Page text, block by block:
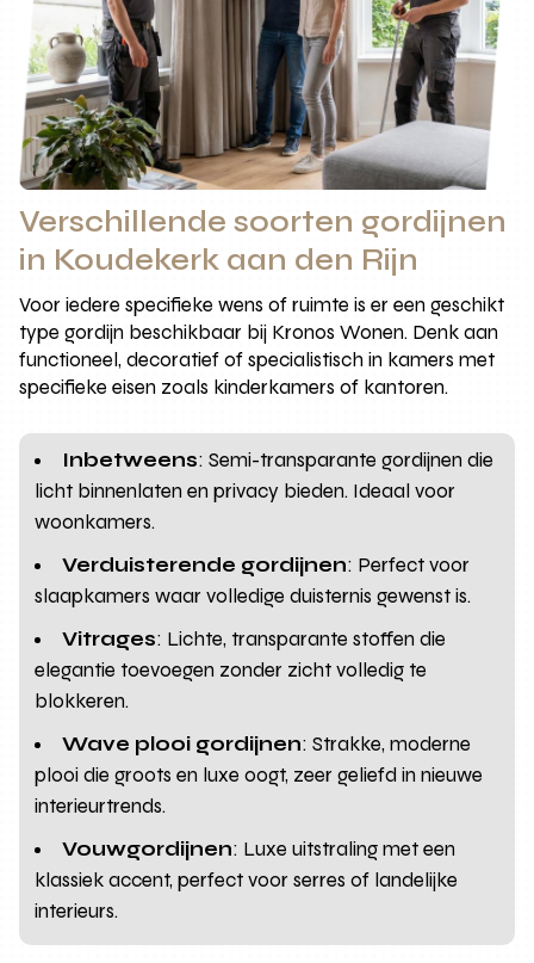
Verschillende soorten gordijnen
in Koudekerk aan den Rijn
Voor iedere specifieke wens of ruimte is er een geschikt
type gordijn beschikbaar bij Kronos Wonen. Denk aan
functioneel, decoratief of specialistisch in kamers met
specifieke eisen zoals kinderkamers of kantoren.
Inbetweens: Semi-transparante gordijnen die
licht binnenlaten en privacy bieden. Ideaal voor
woonkamers.
Verduisterende gordijnen: Perfect voor
slaapkamers waar volledige duisternis gewenst is.
Vitrages: Lichte, transparante stoffen die
elegantie toevoegen zonder zicht volledig te
blokkeren.
Wave plooi gordijnen: Strakke, moderne
plooi die groots en luxe oogt, zeer geliefd in nieuwe
interieurtrends.
Vouwgordijnen: Luxe uitstraling met een
klassiek accent, perfect voor serres of landelijke
interieurs.